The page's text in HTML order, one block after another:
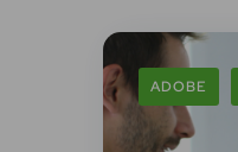
ADOBE